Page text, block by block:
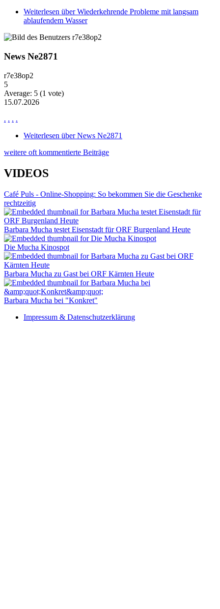
Weiterlesen über Wiederkehrende Probleme mit langsam
ablaufendem Wasser
News Ne2871
r7e38op2
5
Average: 5 (1 vote)
15.07.2026
. . . .
Weiterlesen über News Ne2871
weitere oft kommentierte Beiträge
VIDEOS
Café Puls - Online-Shopping: So bekommen Sie die Geschenke
rechtzeitig
Barbara Mucha testet Eisenstadt für ORF Burgenland Heute
Die Mucha Kinospot
Barbara Mucha zu Gast bei ORF Kärnten Heute
Barbara Mucha bei "Konkret"
Impressum & Datenschutzerklärung